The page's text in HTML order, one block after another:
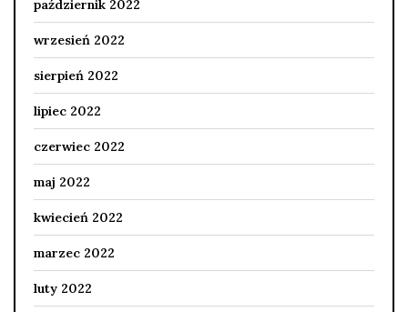
październik 2022
wrzesień 2022
sierpień 2022
lipiec 2022
czerwiec 2022
maj 2022
kwiecień 2022
marzec 2022
luty 2022